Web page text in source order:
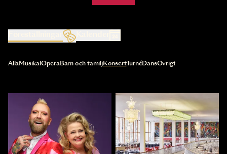
Kalender
Val av kategori uppdaterar innehållet automatiskt
AllaMusikal OperaBarn och familjKonsertTurnéDansÖvrigt